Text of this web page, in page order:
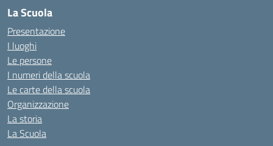
La Scuola
Presentazione
I luoghi
Le persone
I numeri della scuola
Le carte della scuola
Organizzazione
La storia
La Scuola